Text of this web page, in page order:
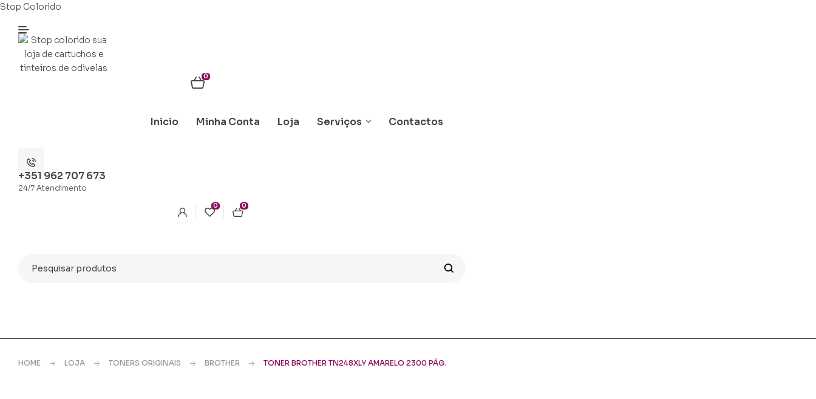
Stop Colorido
0
Inicio Minha Conta Loja Serviços Contactos
+351 962 707 673
24/7 Atendimento
0 0
for:
HOME LOJA TONERS ORIGINAIS BROTHER TONER BROTHER TN248XLY AMARELO 2300 PÁG.